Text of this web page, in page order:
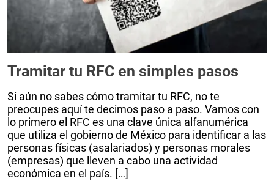
Tramitar tu RFC en simples pasos
Si aún no sabes cómo tramitar tu RFC, no te
preocupes aquí te decimos paso a paso. Vamos con
lo primero el RFC es una clave única alfanumérica
que utiliza el gobierno de México para identificar a las
personas físicas (asalariados) y personas morales
(empresas) que lleven a cabo una actividad
económica en el país. […]